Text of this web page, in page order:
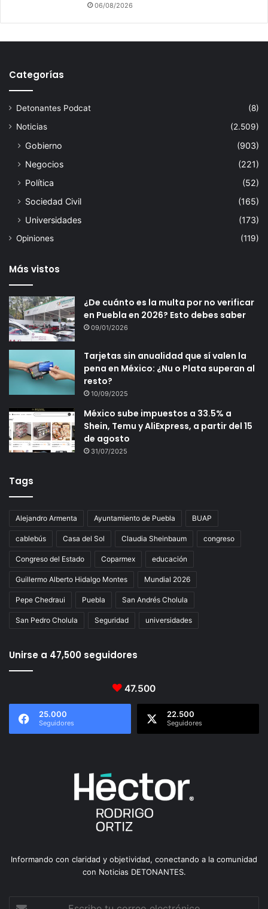
06/08/2026
Categorías
Detonantes Podcat
(8)
Noticias
(2.509)
Gobierno
(903)
Negocios
(221)
Política
(52)
Sociedad Civil
(165)
Universidades
(173)
Opiniones (119)
Más vistos
¿De cuánto es la multa por no verificar
en Puebla en 2026? Esto debes saber
09/01/2026
Tarjetas sin anualidad que sí valen la
pena en México: ¿Nu o Plata superan al
resto?
10/09/2025
México sube impuestos a 33.5% a
Shein, Temu y AliExpress, a partir del 15
de agosto
31/07/2025
Tags
Alejandro Armenta Ayuntamiento de Puebla BUAP
cablebús Casa del Sol Claudia Sheinbaum congreso
Congreso del Estado Coparmex educación
Guillermo Alberto Hidalgo Montes Mundial 2026
Pepe Chedraui Puebla San Andrés Cholula
San Pedro Cholula Seguridad universidades
Unirse a 47,500 seguidores
47.500
25.000
Seguidores
22.500
Seguidores
Informando con claridad y objetividad, conectando a la comunidad
con Noticias DETONANTES.